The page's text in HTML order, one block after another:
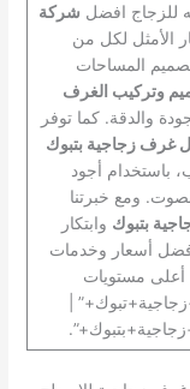
للزجاج افضل شركة
الأمثل لكل من
المساحات
وتركيب الغرف
والدقة. كما توفر
غرف زجاجية بتبوك
باستخدام أجود
ومع خبرتنا
بتبوك وابتكار
أسعار وخدمات
أعلى مستويات
|